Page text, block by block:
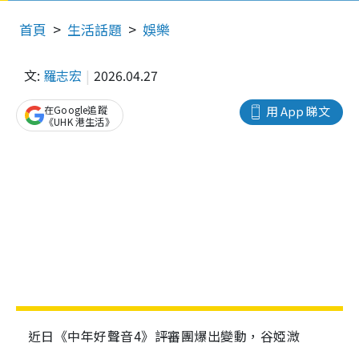
首頁 生活話題 娛樂
文: 羅志宏 2026.04.27
用 App 睇文
在Google追蹤
《UHK 港生活》
近日《中年好聲音4》評審團爆出變動，谷婭溦